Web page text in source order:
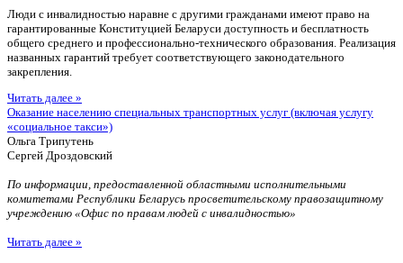
Люди с инвалидностью наравне с другими гражданами имеют право на
гарантированные Конституцией Беларуси доступность и бесплатность
общего среднего и профессионально-технического образования. Реализация
названных гарантий требует соответствующего законодательного
закрепления.
Читать далее »
Оказание населению специальных транспортных услуг (включая услугу
«социальное такси»)
Ольга Трипутень
Сергей Дроздовский
По информации, предоставленной областными исполнительными
комитетами Республики Беларусь просветительскому правозащитному
учреждению «Офис по правам людей с инвалидностью»
Читать далее »